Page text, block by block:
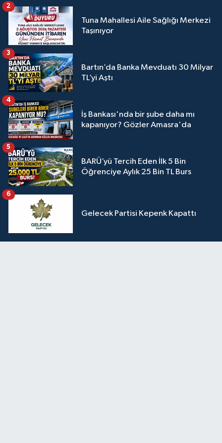
Tuna Mahallesi Aile Sağlığı Merkezi
Taşınıyor
2
Bartın’da Banka Mevduatı 30 Milyar
TL’yi Aştı
3
İş Bankası'nda bir şube daha mı
kapanıyor? Gözler Amasra'da
4
BARÜ’yü Tercih Eden İlk 5 Bin
Öğrenciye Aylık 25 Bin TL Burs
5
Gelecek Partisi Kepenk Kapattı
6